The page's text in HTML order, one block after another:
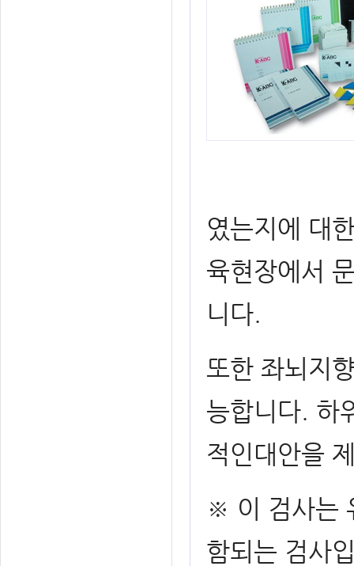
였는지에 대
육현장에서
니다.
또한 좌뇌지
능합니다. 하
적인대안을
※ 이 검사는
함되는 검사